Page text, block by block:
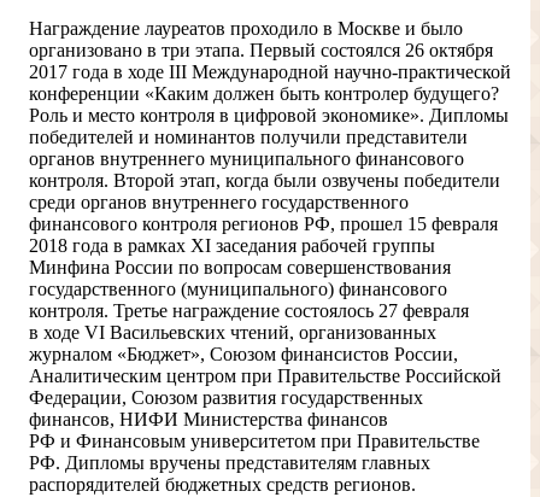
Награждение лауреатов проходило в Москве и было
организовано в три этапа. Первый состоялся 26 октября
2017 года в ходе III Международной научно-практической
конференции «Каким должен быть контролер будущего?
Роль и место контроля в цифровой экономике». Дипломы
победителей и номинантов получили представители
органов внутреннего муниципального финансового
контроля. Второй этап, когда были озвучены победители
среди органов внутреннего государственного
финансового контроля регионов РФ, прошел 15 февраля
2018 года в рамках XI заседания рабочей группы
Минфина России по вопросам совершенствования
государственного (муниципального) финансового
контроля. Третье награждение состоялось 27 февраля
в ходе VI Васильевских чтений, организованных
журналом «Бюджет», Союзом финансистов России,
Аналитическим центром при Правительстве Российской
Федерации, Союзом развития государственных
финансов, НИФИ Министерства финансов
РФ и Финансовым университетом при Правительстве
РФ. Дипломы вручены представителям главных
распорядителей бюджетных средств регионов.